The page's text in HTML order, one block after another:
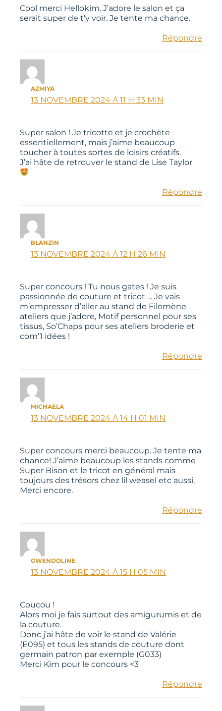
Cool merci Hellokim. J’adore le salon et ça
serait super de t’y voir. Je tente ma chance.
Répondre
AZMIYA
13 NOVEMBRE 2024 À 11 H 33 MIN
Super salon ! Je tricotte et je crochète
essentiellement, mais j’aime beaucoup
toucher à toutes sortes de loisirs créatifs.
J’ai hâte de retrouver le stand de Lise Taylor
Répondre
BLANZIN
13 NOVEMBRE 2024 À 12 H 26 MIN
Super concours ! Tu nous gates ! Je suis
passionnée de couture et tricot … Je vais
m’empresser d’aller au stand de Filomène
ateliers que j’adore, Motif personnel pour ses
tissus, So’Chaps pour ses ateliers broderie et
com’1 idées !
Répondre
MICHAELA
13 NOVEMBRE 2024 À 14 H 01 MIN
Super concours merci beaucoup. Je tente ma
chance! J’aime beaucoup les stands comme
Super Bison et le tricot en général mais
toujours des trésors chez lil weasel etc aussi.
Merci encore.
Répondre
GWENDOLINE
13 NOVEMBRE 2024 À 15 H 05 MIN
Coucou !
Alors moi je fais surtout des amigurumis et de
la couture.
Donc j’ai hâte de voir le stand de Valérie
(E095) et tous les stands de couture dont
germain patron par exemple (G033)
Merci Kim pour le concours <3
Répondre